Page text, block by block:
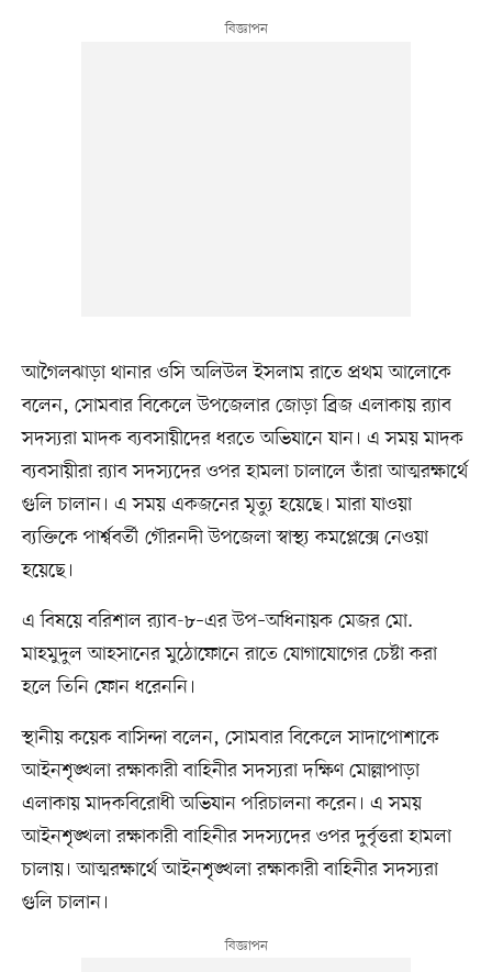
আগৈলঝাড়া থানার ওসি অলিউল ইসলাম রাতে প্রথম আলোকে
বলেন, সোমবার বিকেলে উপজেলার জোড়া ব্রিজ এলাকায় র‌্যাব
সদস্যরা মাদক ব্যবসায়ীদের ধরতে অভিযানে যান। এ সময় মাদক
ব্যবসায়ীরা র‌্যাব সদস্যদের ওপর হামলা চালালে তাঁরা আত্মরক্ষার্থে
গুলি চালান। এ সময় একজনের মৃত্যু হয়েছে। মারা যাওয়া
ব্যক্তিকে পার্শ্ববর্তী গৌরনদী উপজেলা স্বাস্থ্য কমপ্লেক্সে নেওয়া
হয়েছে।
এ বিষয়ে বরিশাল র‌্যাব-৮–এর উপ–অধিনায়ক মেজর মো.
মাহমুদুল আহসানের মুঠোফোনে রাতে যোগাযোগের চেষ্টা করা
হলে তিনি ফোন ধরেননি।
স্থানীয় কয়েক বাসিন্দা বলেন, সোমবার বিকেলে সাদাপোশাকে
আইনশৃঙ্খলা রক্ষাকারী বাহিনীর সদস্যরা দক্ষিণ মোল্লাপাড়া
এলাকায় মাদকবিরোধী অভিযান পরিচালনা করেন। এ সময়
আইনশৃঙ্খলা রক্ষাকারী বাহিনীর সদস্যদের ওপর দুর্বৃত্তরা হামলা
চালায়। আত্মরক্ষার্থে আইনশৃঙ্খলা রক্ষাকারী বাহিনীর সদস্যরা
গুলি চালান।